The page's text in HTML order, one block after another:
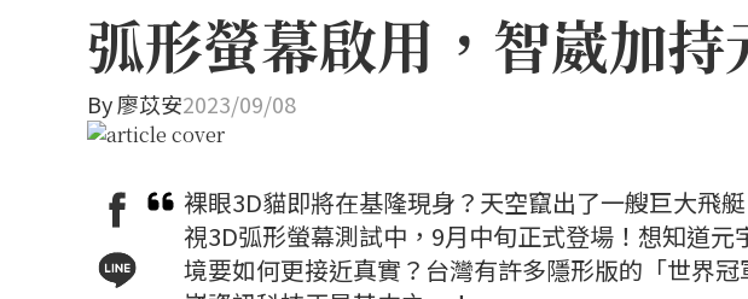
弧形螢幕啟用，智崴加
By廖苡安2023/09/08
裸眼3D貓即將在基隆現身？天空竄出了一艘巨大飛
視3D弧形螢幕測試中，9月中旬正式登場！想知道
境要如何更接近真實？台灣有許多隱形版的「世界冠